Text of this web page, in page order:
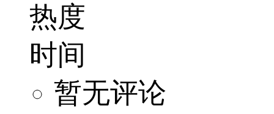
热度
时间
暂无评论